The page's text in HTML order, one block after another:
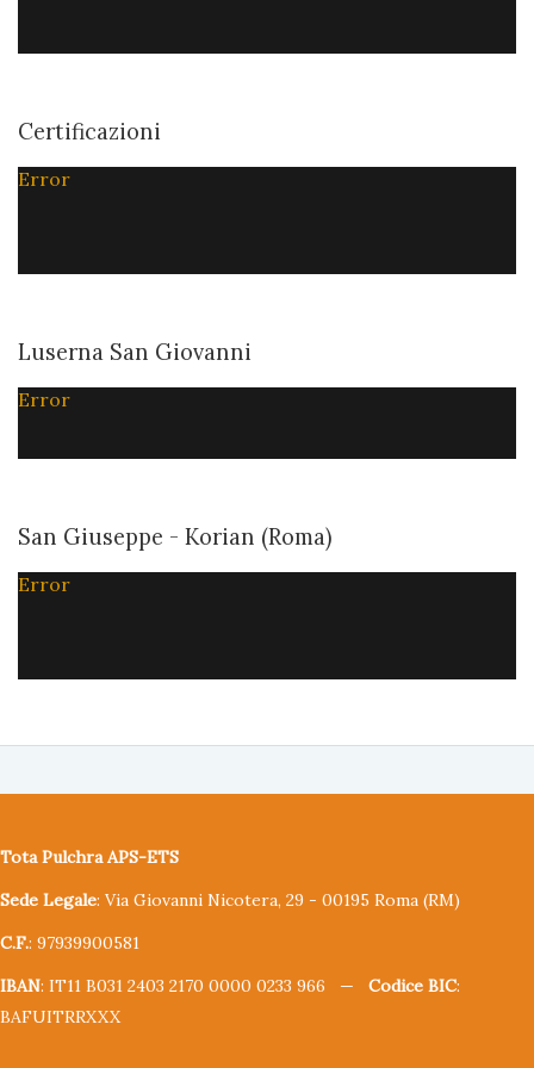
Certificazioni
Error
Luserna San Giovanni
Error
San Giuseppe - Korian (Roma)
Error
Tota Pulchra APS-ETS
Sede Legale: Via Giovanni Nicotera, 29 - 00195 Roma (RM)
C.F.: 97939900581
IBAN: IT11 B031 2403 2170 0000 0233 966 — Codice BIC:
BAFUITRRXXX